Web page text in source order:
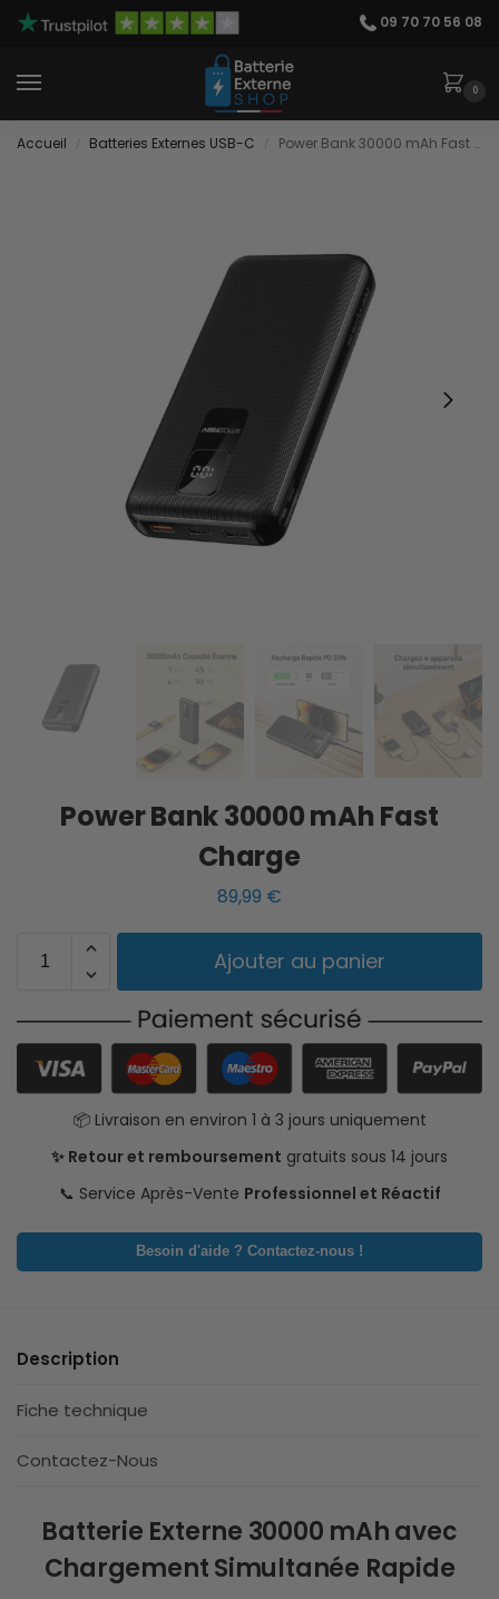
09 70 70 56 08
0
Accueil Batteries Externes USB-C Power Bank 30000 mAh Fast Charge
Power Bank 30000 mAh Fast
Charge
89,99 €
Ajouter au panier
📦 Livraison en environ 1 à 3 jours uniquement
✨ Retour et remboursement gratuits sous 14 jours
📞 Service Après-Vente Professionnel et Réactif
Besoin d'aide ? Contactez-nous !
Description
Fiche technique
Contactez-Nous
Batterie Externe 30000 mAh avec
Chargement Simultanée Rapide